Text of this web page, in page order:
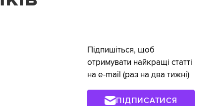
Підпишіться, щоб
отримувати найкращі статті
на e-mail (раз на два тижні)
ПІДПИСАТИСЯ